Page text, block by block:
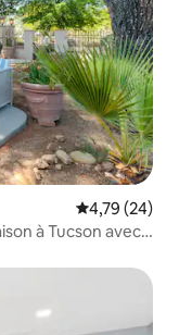
Évaluation
4,79 (24)
à Tucson avec